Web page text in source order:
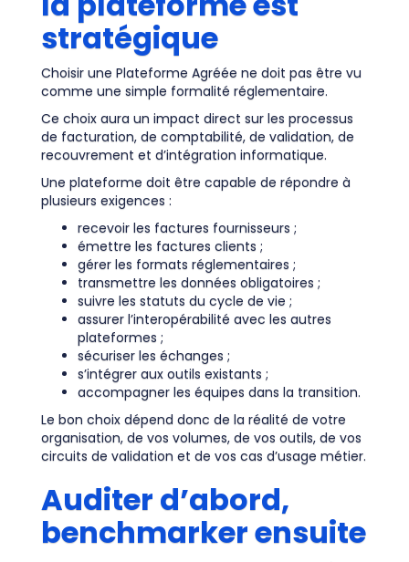
stratégique
Choisir une Plateforme Agréée ne doit pas être vu
comme une simple formalité réglementaire.
Ce choix aura un impact direct sur les processus
de facturation, de comptabilité, de validation, de
recouvrement et d’intégration informatique.
Une plateforme doit être capable de répondre à
plusieurs exigences :
recevoir les factures fournisseurs ;
émettre les factures clients ;
gérer les formats réglementaires ;
transmettre les données obligatoires ;
suivre les statuts du cycle de vie ;
assurer l’interopérabilité avec les autres
plateformes ;
sécuriser les échanges ;
s’intégrer aux outils existants ;
accompagner les équipes dans la transition.
Le bon choix dépend donc de la réalité de votre
organisation, de vos volumes, de vos outils, de vos
circuits de validation et de vos cas d’usage métier.
Auditer d’abord,
benchmarker ensuite